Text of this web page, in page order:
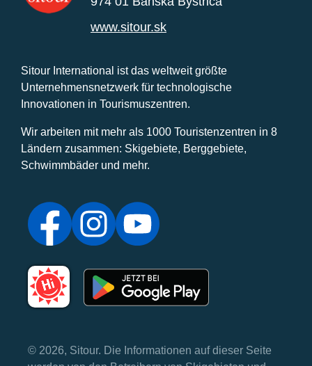
www.sitour.sk
Sitour International ist das weltweit größte
Unternehmensnetzwerk für technologische
Innovationen in Tourismuszentren.
Wir arbeiten mit mehr als 1000 Touristenzentren in 8
Ländern zusammen: Skigebiete, Berggebiete,
Schwimmbäder und mehr.
© 2026, Sitour. Die Informationen auf dieser Seite